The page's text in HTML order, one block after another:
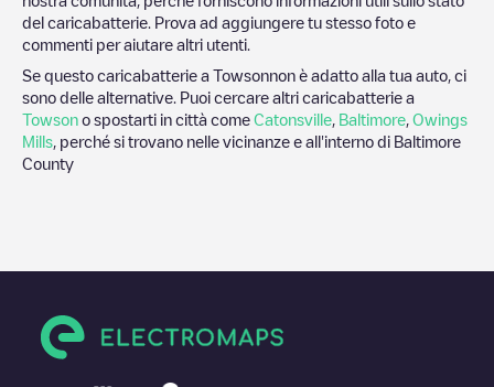
del caricabatterie. Prova ad aggiungere tu stesso foto e
commenti per aiutare altri utenti.
Se questo caricabatterie a Towsonnon è adatto alla tua auto, ci
sono delle alternative. Puoi cercare altri caricabatterie a
Towson o spostarti in città come Catonsville Baltimore Owings
Mills , perché si trovano nelle vicinanze e all'interno di Baltimore
County